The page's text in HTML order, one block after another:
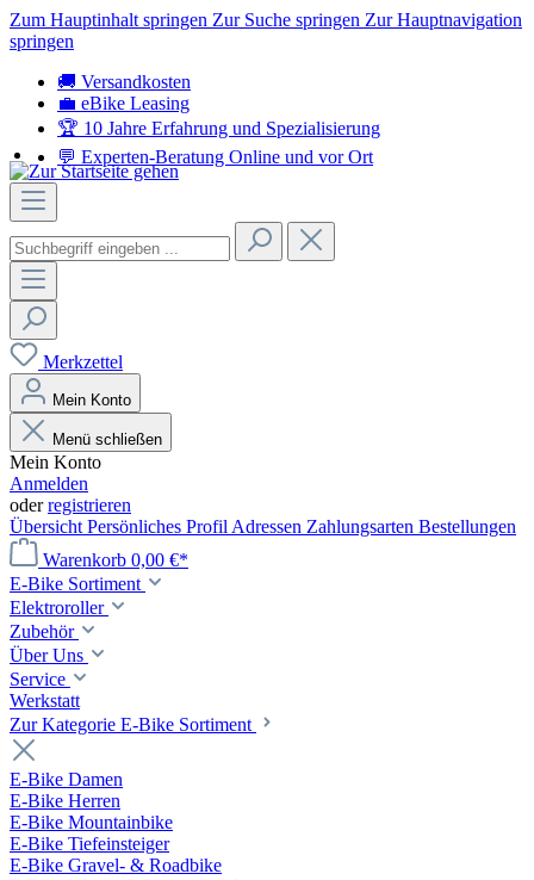
Zum Hauptinhalt springen Zur Suche springen Zur Hauptnavigation
springen
🚚 Versandkosten
💼 eBike Leasing
🏆 10 Jahre Erfahrung und Spezialisierung
💬 Experten-Beratung Online und vor Ort
Merkzettel
Mein Konto
Menü schließen
Mein Konto
Anmelden
oderregistrieren
Übersicht Persönliches Profil Adressen Zahlungsarten Bestellungen
Warenkorb 0,00 €*
E-Bike Sortiment
Elektroroller
Zubehör
Über Uns
Service
Werkstatt
Zur Kategorie E-Bike Sortiment
E-Bike Damen
E-Bike Herren
E-Bike Mountainbike
E-Bike Tiefeinsteiger
E-Bike Gravel- & Roadbike